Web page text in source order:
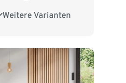
Weitere Varianten
Übergröße